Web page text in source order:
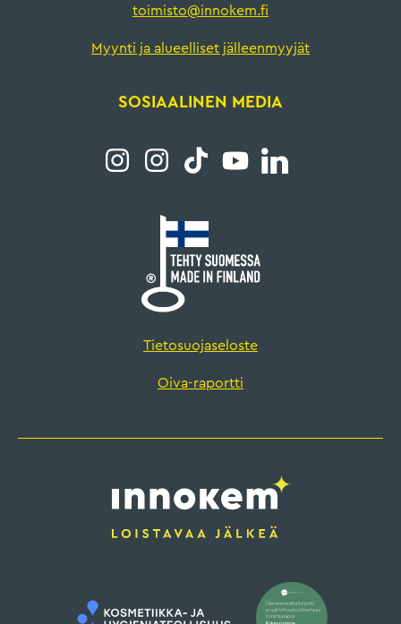
toimisto@innokem.fi
Myynti ja alueelliset jälleenmyyjät
SOSIAALINEN MEDIA
Tietosuojaseloste
Oiva-raportti